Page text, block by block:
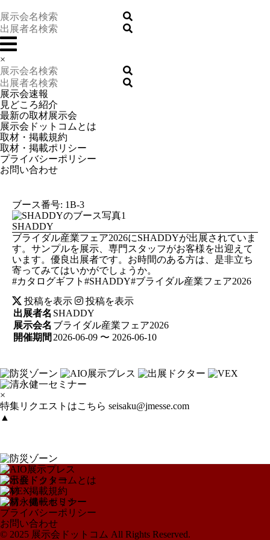
×
展示会速報
見どころ紹介
最新の取材展示会
展示会ドットコムとは
取材・掲載規約
取材・掲載ポリシー
プライバシーポリシー
お問い合わせ
ブース番号: 1B-3
SHADDY
ブライダル産業フェア2026にSHADDYが出展されていま
す。サンプルを展示、専門スタッフがお客様を出迎えて
います。優良出展者です。お時間のある方は、是非立ち
寄ってみてはいかがでしょうか。
#カタログギフト#SHADDY#ブライダル産業フェア2026
投稿を表示
投稿を表示
出展者名 SHADDY
展示会名 ブライダル産業フェア2026
開催期間 2026-06-09 〜 2026-06-10
×
特集リクエストはこちら seisaku@jmesse.com
展示会ドットコムとは
取材・掲載規約
取材・掲載ポリシー
プライバシーポリシー
お問い合わせ
© 2025 展示会ドットコム All Rights Reserved.
▲